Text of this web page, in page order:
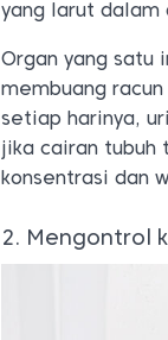
yang larut
Organ yang satu
membuang
setiap harinya,
jika cairan tubuh
konsentrasi dan
2. Mengontrol